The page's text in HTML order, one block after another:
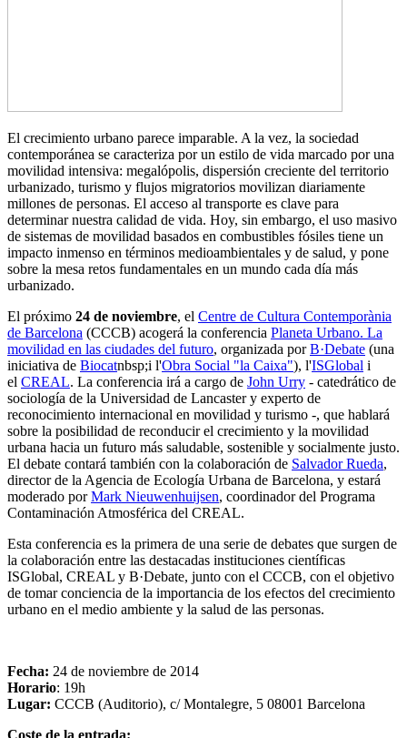
El crecimiento urbano parece imparable. A la vez, la sociedad
contemporánea se caracteriza por un estilo de vida marcado por una
movilidad intensiva: megalópolis, dispersión creciente del territorio
urbanizado, turismo y flujos migratorios movilizan diariamente
millones de personas. El acceso al transporte es clave para
determinar nuestra calidad de vida. Hoy, sin embargo, el uso masivo
de sistemas de movilidad basados en combustibles fósiles tiene un
impacto inmenso en términos medioambientales y de salud, y pone
sobre la mesa retos fundamentales en un mundo cada día más
urbanizado.
El próximo 24 de noviembre, el Centre de Cultura Contemporània
de Barcelona (CCCB) acogerá la conferencia Planeta Urbano. La
movilidad en las ciudades del futuro, organizada porB·Debate (una
iniciativa de Biocatnbsp;i l'Obra Social "la Caixa"), l'ISGlobal i
el CREAL. La conferencia irá a cargo de John Urry - catedrático de
sociología de la Universidad de Lancaster y experto de
reconocimiento internacional en movilidad y turismo -, que hablará
sobre la posibilidad de reconducir el crecimiento y la movilidad
urbana hacia un futuro más saludable, sostenible y socialmente justo.
El debate contará también con la colaboración de Salvador Rueda,
director de la Agencia de Ecología Urbana de Barcelona, y estará
moderado porMark Nieuwenhuijsen, coordinador del Programa
Contaminación Atmosférica del CREAL.
Esta conferencia es la primera de una serie de debates que surgen de
la colaboración entre las destacadas instituciones científicas
ISGlobal, CREAL y B·Debate, junto con el CCCB, con el objetivo
de tomar conciencia de la importancia de los efectos del crecimiento
urbano en el medio ambiente y la salud de las personas.
Fecha: 24 de noviembre de 2014
Horario: 19h
Lugar: CCCB (Auditorio), c/ Montalegre, 5 08001 Barcelona